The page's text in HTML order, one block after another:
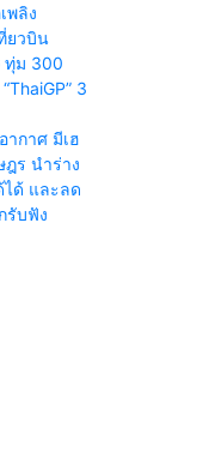
พลิง
ยวบิน
ทุ่ม 300
3
ากาศ มีเฮ
ร นำร่าง
ด้ และลด
รับฟัง